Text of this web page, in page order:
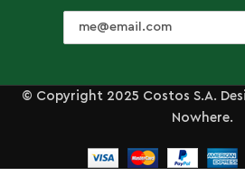
© Copyright 2025 Costos S.A.
Nowhere.